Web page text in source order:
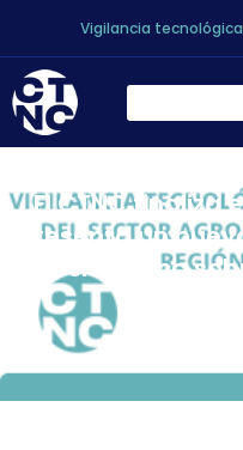
Vigilancia tecnológica
El CTNC finaliza
presenta un
Tecnológica